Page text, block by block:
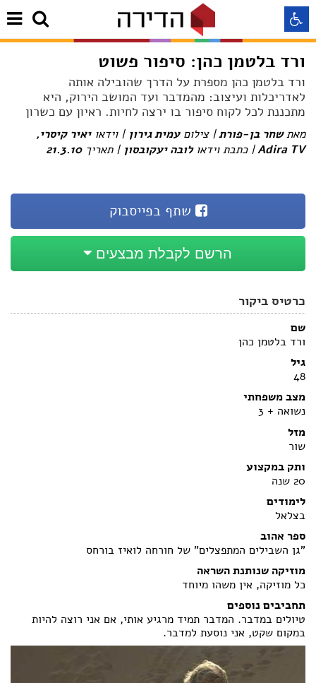
ורד בלטמן כהן: סיפור פשוט
ורד בלטמן כהן מספרת על הדרך שהובילה אותה
לאדריכלות ועיצוב: מהמדבר ועד המושב הירוק, היא
מתכננת לכל לקוח סיפור בו ירצה לחיות. ראיון עם כשרון
מאתשחר בן-פורת| צילוםעמית גירון | וידאויאיר קיסרי,
Adira TV| כתבת וידאולובה יעקובסון | תאריך21.3.10
הרשם לקבלת מבצעים
שתף בפייסבוק
כרטיס ביקור
שם
ורד בלטמן כהן
גיל
48
מצב משפחתי
נשואה + 3
מזל
שור
ותק במקצוע
20 שנה
לימודים
בצלאל
ספר אהוב
"גן השבילים המתפצלים" של חורחה לואיז בורחס
מוזיקה שנותנת השראה
כל מוזיקה, אין משהו מיוחד
תחביבים נוספים
טיולים במדבר. המדבר תמיד מרגיע אותי, אם אני רוצה להיות
במקום שקט, אני נוסעת למדבר.
התאמה לקורא מסך
התאמה לעיוורי צבעים
הצהרת נגישות